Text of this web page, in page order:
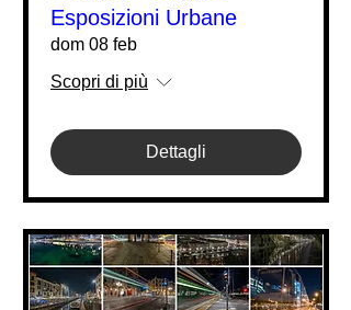
Esposizioni Urbane
dom 08 feb
Scopri di più
Dettagli